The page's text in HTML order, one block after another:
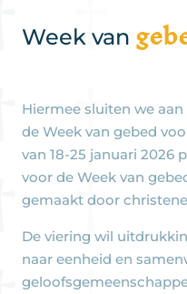
Week van
Hiermee sluiten we
de Week van gebed
van 18-25 januari 2026
voor de Week van
gemaakt door
De viering wil
naar eenheid en